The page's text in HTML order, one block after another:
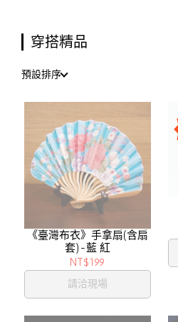
穿搭精品
預設排序
《臺灣布衣》手拿扇(含扇
套)-藍 紅
NT$199
請洽現場